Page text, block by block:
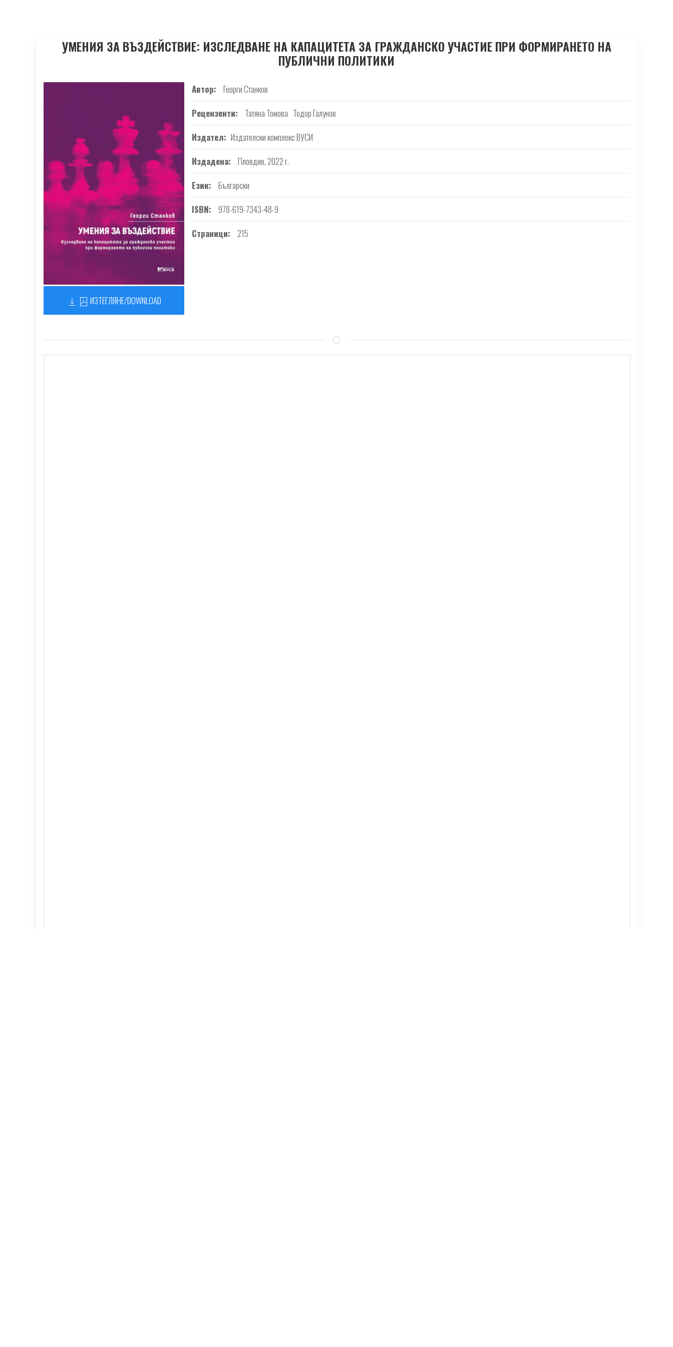
УМЕНИЯ ЗА ВЪЗДЕЙСТВИЕ: ИЗСЛЕДВАНЕ НА КАПАЦИТЕТА ЗА ГРАЖДАНСКО УЧАСТИЕ ПРИ ФОРМИРАНЕТО НА
ПУБЛИЧНИ ПОЛИТИКИ
ИЗТЕГЛЯНЕ/DOWNLOAD
Автор
Георги Станков
Рецензенти
Татяна Томова Тодор Галунов
Издател Издателски комплекс ВУСИ
Издадена
Пловдив, 2022 г.
Език
Български
ISBN
978-619-7343-48-9
Страници
215